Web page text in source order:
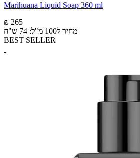
Marihuana Liquid Soap 360 ml
₪ 265
מחיר ל100 מ"ל: 74 ש"ח
BEST SELLER